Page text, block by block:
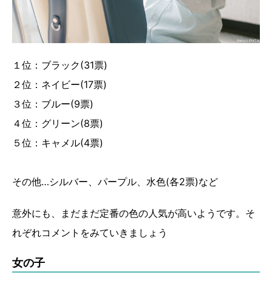
１位：ブラック(31票)
２位：ネイビー(17票)
３位：ブルー(9票)
４位：グリーン(8票)
５位：キャメル(4票)
その他…シルバー、パープル、水色(各2票)など
意外にも、まだまだ定番の色の人気が高いようです。そ
れぞれコメントをみていきましょう
女の子